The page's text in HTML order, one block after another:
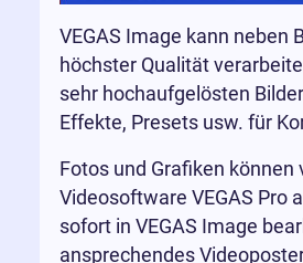
VEGAS Image kann neben
höchster Qualität
sehr hochaufgelösten
Effekte, Presets usw. für
Fotos und Grafiken
Videosoftware VEGAS Pro
sofort in VEGAS Image
ansprechendes